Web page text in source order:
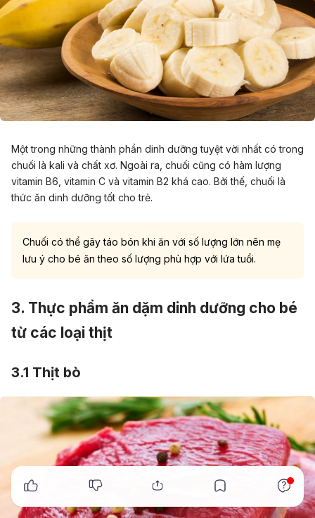
Một trong những thành phần dinh dưỡng tuyệt vời nhất có trong
chuối là kali và chất xơ. Ngoài ra, chuối cũng có hàm lượng
vitamin B6, vitamin C và vitamin B2 khá cao. Bởi thế, chuối là
thức ăn dinh dưỡng tốt cho trẻ.
Chuối có thể gây táo bón khi ăn với số lượng lớn nên mẹ
lưu ý cho bé ăn theo số lượng phù hợp với lứa tuổi.
3. Thực phẩm ăn dặm dinh dưỡng cho bé
từ các loại thịt
3.1 Thịt bò